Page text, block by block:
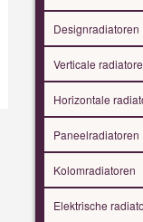
Designradiatoren
Verticale
Horizontale
Paneelradiatoren
Kolomradiatoren
Elektrische